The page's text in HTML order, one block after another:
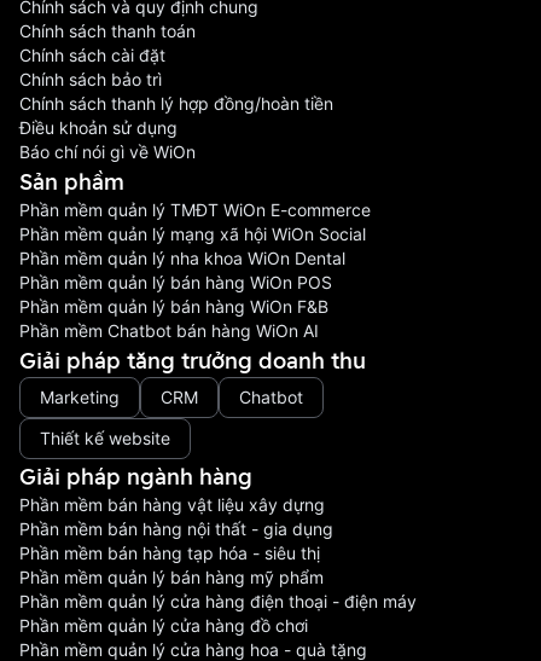
Chính sách và quy định chung
Chính sách thanh toán
Chính sách cài đặt
Chính sách bảo trì
Chính sách thanh lý hợp đồng/hoàn tiền
Điều khoản sử dụng
Báo chí nói gì về WiOn
Sản phầm
Phần mềm quản lý TMĐT WiOn E-commerce
Phần mềm quản lý mạng xã hội WiOn Social
Phần mềm quản lý nha khoa WiOn Dental
Phần mềm quản lý bán hàng WiOn POS
Phần mềm quản lý bán hàng WiOn F&B
Phần mềm Chatbot bán hàng WiOn AI
Giải pháp tăng trưởng doanh thu
Marketing CRM
Chatbot
Thiết kế website
Giải pháp ngành hàng
Phần mềm bán hàng vật liệu xây dựng
Phần mềm bán hàng nội thất - gia dụng
Phần mềm bán hàng tạp hóa - siêu thị
Phần mềm quản lý bán hàng mỹ phẩm
Phần mềm quản lý cửa hàng điện thoại - điện máy
Phần mềm quản lý cửa hàng đồ chơi
Phần mềm quản lý cửa hàng hoa - quà tặng